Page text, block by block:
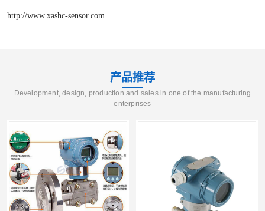
http://www.xashc-sensor.com
产品推荐
Development, design, production and sales in one of the manufacturing
enterprises